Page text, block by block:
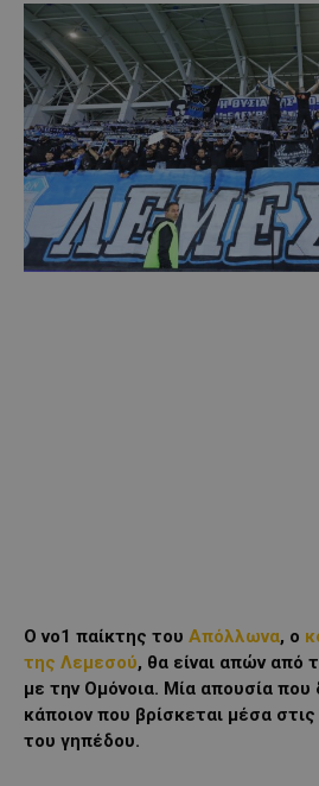
Ο νο1 παίκτης του Απόλλωνα, ο
της Λεμεσού, θα είναι απών από
με την Ομόνοια. Μία απουσία που
κάποιον που βρίσκεται μέσα
του γηπέδου.